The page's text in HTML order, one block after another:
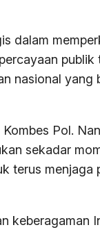
dalam
nasional yang
Pol.
sekadar
terus menjaga
keberagaman